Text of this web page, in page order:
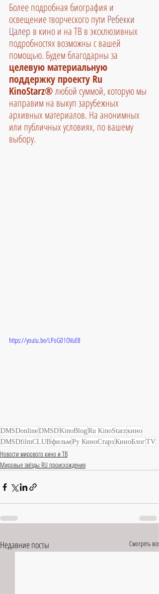
Более подробная биография и
освещение творческого пути Ребекки
Цалер в кино и на ТВ в эксклюзивных
подробностях возможны с вашей
помощью. Будем благодарны за
целевую материальную
поддержку проекту Ru
KinoStarz® любой суммой, которую мы
направим на выкуп зарубежных
архивных материалов. На анонимных
или публичных условиях, по вашему
выбору.
https://youtu.be/LPoG01OVuE8
DMSDonlineDMSDKinoBlogRu KinoStarzкино
DMSDfilmCLUBфильмРу КиноСтарз КиноБлогTV
Новости мирового кино и ТВ
Мировые звёзды RU происхождения
Недавние посты Смотреть все